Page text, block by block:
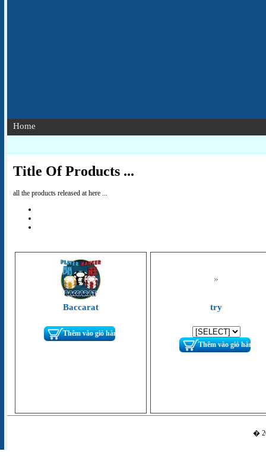
Home
Title Of Products ...
all the products released at here ...
Baccarat
Thêm vào giỏ hàng
try
Thêm vào giỏ hàng
�